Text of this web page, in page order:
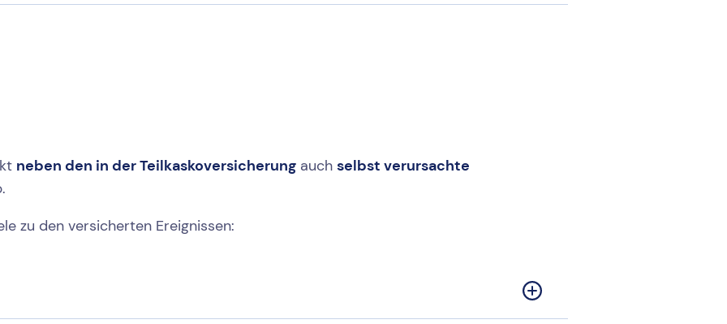
neben den in der Teilkaskoversicherung auch selbst verursachte
zu den versicherten Ereignissen: